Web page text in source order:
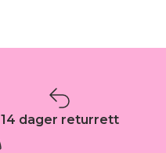
14 dager returrett